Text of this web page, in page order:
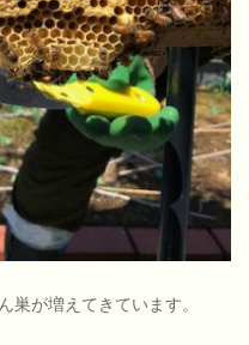
巣が増えてきています。